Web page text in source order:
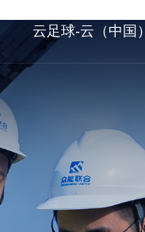
云足球-云（中国）